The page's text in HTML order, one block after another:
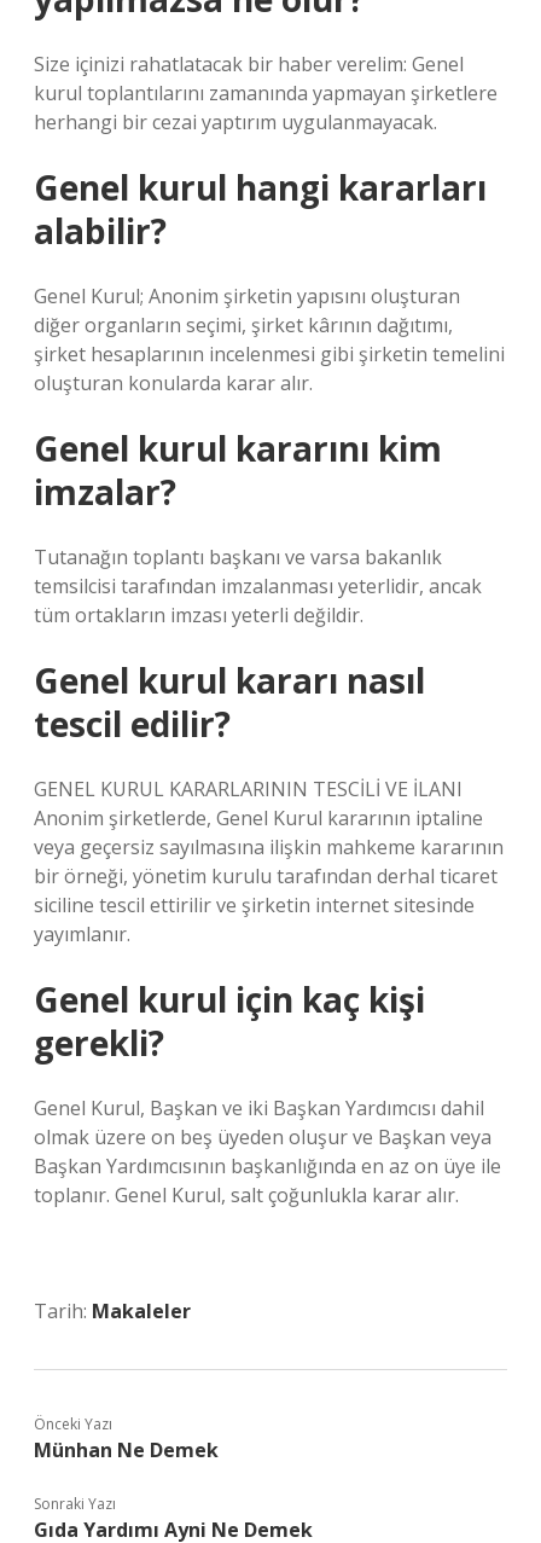
Size içinizi rahatlatacak bir haber verelim: Genel
kurul toplantılarını zamanında yapmayan şirketlere
herhangi bir cezai yaptırım uygulanmayacak.
Genel kurul hangi kararları
alabilir?
Genel Kurul; Anonim şirketin yapısını oluşturan
diğer organların seçimi, şirket kârının dağıtımı,
şirket hesaplarının incelenmesi gibi şirketin temelini
oluşturan konularda karar alır.
Genel kurul kararını kim
imzalar?
Tutanağın toplantı başkanı ve varsa bakanlık
temsilcisi tarafından imzalanması yeterlidir, ancak
tüm ortakların imzası yeterli değildir.
Genel kurul kararı nasıl
tescil edilir?
GENEL KURUL KARARLARININ TESCİLİ VE İLANI
Anonim şirketlerde, Genel Kurul kararının iptaline
veya geçersiz sayılmasına ilişkin mahkeme kararının
bir örneği, yönetim kurulu tarafından derhal ticaret
siciline tescil ettirilir ve şirketin internet sitesinde
yayımlanır.
Genel kurul için kaç kişi
gerekli?
Genel Kurul, Başkan ve iki Başkan Yardımcısı dahil
olmak üzere on beş üyeden oluşur ve Başkan veya
Başkan Yardımcısının başkanlığında en az on üye ile
toplanır. Genel Kurul, salt çoğunlukla karar alır.
Tarih: Makaleler
Önceki Yazı
Münhan Ne Demek
Sonraki Yazı
Gıda Yardımı Ayni Ne Demek